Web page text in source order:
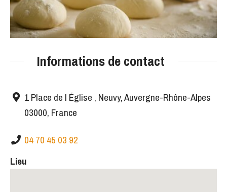
Informations de contact
1 Place de l Église , Neuvy, Auvergne-Rhône-Alpes
03000, France
04 70 45 03 92
Lieu